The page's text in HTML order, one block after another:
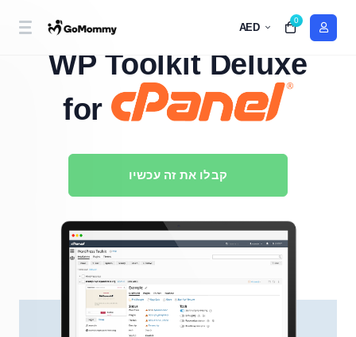
AED
0
WordPress Management Redefined with
WP Toolkit Deluxe
for
קבלו את זה עכשיו